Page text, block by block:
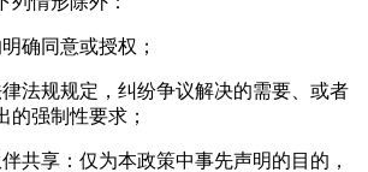
确同意或授权；
律法规规定，纠纷争议解决的需要、或者
的强制性要求；
伴共享：仅为本政策中事先声明的目的，